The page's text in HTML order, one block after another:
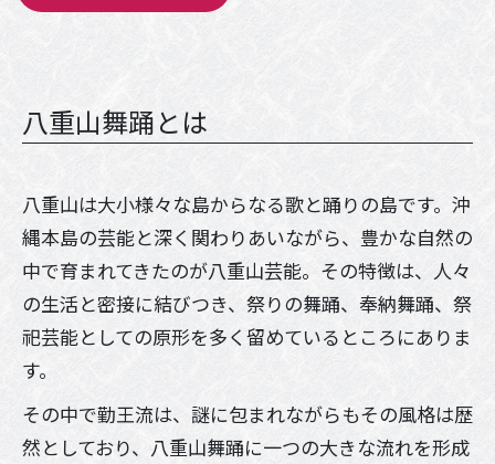
八重山舞踊とは
八重山は大小様々な島からなる歌と踊りの島です。沖
縄本島の芸能と深く関わりあいながら、豊かな自然の
中で育まれてきたのが八重山芸能。その特徴は、人々
の生活と密接に結びつき、祭りの舞踊、奉納舞踊、祭
祀芸能としての原形を多く留めているところにありま
す。
その中で勤王流は、謎に包まれながらもその風格は歴
然としており、八重山舞踊に一つの大きな流れを形成